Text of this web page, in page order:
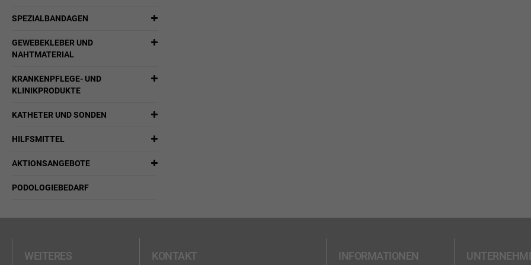
SPEZIALBANDAGEN
GEWEBEKLEBER UND
NAHTMATERIAL
KRANKENPFLEGE- UND
KLINIKPRODUKTE
KATHETER UND SONDEN
HILFSMITTEL
AKTIONSANGEBOTE
PODOLOGIEBEDARF
WEITERES KONTAKT INFORMATIONEN